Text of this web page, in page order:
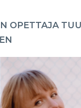
OPETTAJA